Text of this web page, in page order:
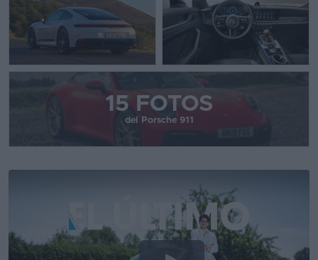
15 FOTOS
del Porsche 911